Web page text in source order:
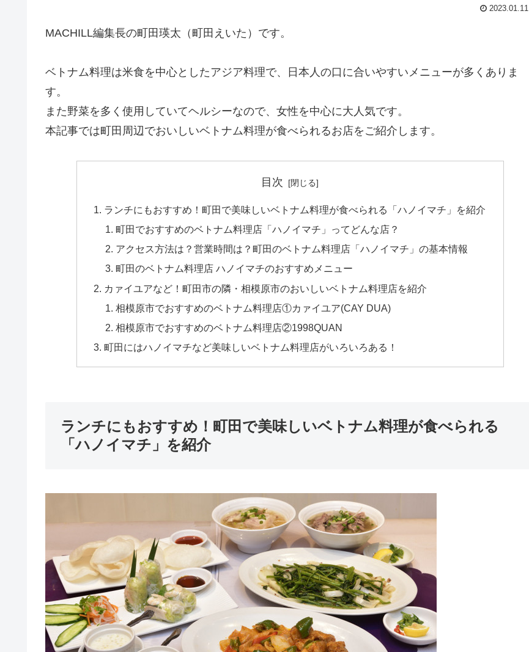
2023.01.11
MACHILL編集長の町田瑛太（町田えいた）です。
ベトナム料理は米食を中心としたアジア料理で、日本人の口に合いやすいメニューが多くありま
す。
また野菜を多く使用していてヘルシーなので、女性を中心に大人気です。
本記事では町田周辺でおいしいベトナム料理が食べられるお店をご紹介します。
目次
ランチにもおすすめ！町田で美味しいベトナム料理が食べられる「ハノイマチ」を紹介
町田でおすすめのベトナム料理店「ハノイマチ」ってどんな店？
アクセス方法は？営業時間は？町田のベトナム料理店「ハノイマチ」の基本情報
町田のベトナム料理店 ハノイマチのおすすめメニュー
カァイユアなど！町田市の隣・相模原市のおいしいベトナム料理店を紹介
相模原市でおすすめのベトナム料理店①カァイユア(CAY DUA)
相模原市でおすすめのベトナム料理店②1998QUAN
町田にはハノイマチなど美味しいベトナム料理店がいろいろある！
ランチにもおすすめ！町田で美味しいベトナム料理が食べられる
「ハノイマチ」を紹介